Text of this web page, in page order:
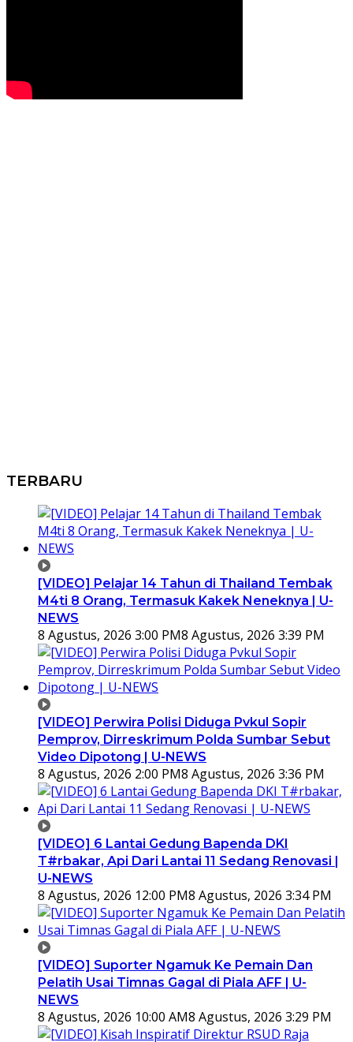
TERBARU
[VIDEO] Pelajar 14 Tahun di Thailand Tembak
M4ti 8 Orang, Termasuk Kakek Neneknya | U-
NEWS
8 Agustus, 2026 3:00 PM8 Agustus, 2026 3:39 PM
[VIDEO] Perwira Polisi Diduga Pvkul Sopir
Pemprov, Dirreskrimum Polda Sumbar Sebut
Video Dipotong | U-NEWS
8 Agustus, 2026 2:00 PM8 Agustus, 2026 3:36 PM
[VIDEO] 6 Lantai Gedung Bapenda DKI
T#rbakar, Api Dari Lantai 11 Sedang Renovasi |
U-NEWS
8 Agustus, 2026 12:00 PM8 Agustus, 2026 3:34 PM
[VIDEO] Suporter Ngamuk Ke Pemain Dan
Pelatih Usai Timnas Gagal di Piala AFF | U-
NEWS
8 Agustus, 2026 10:00 AM8 Agustus, 2026 3:29 PM